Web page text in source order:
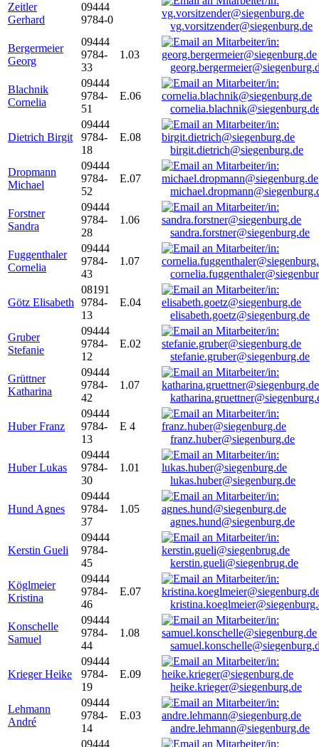
Zeitler
Gerhard
09444
9784-0
vg.vorsitzender@siegenburg.de
Bergermeier
Georg
09444
9784-
33
1.03
Blachnik
Cornelia
09444
9784-
51
E.06
Dietrich Birgit
09444
9784-
18
E.08
birgit.dietrich@siegenburg.de
Dropmann
Michael
09444
9784-
52
E.07
Forstner
Sandra
09444
9784-
28
1.06
sandra.forstner@siegenburg.de
Fuggenthaler
Cornelia
09444
9784-
43
1.07
Götz Elisabeth
08191
9784-
13
E.04
elisabeth.goetz@siegenburg.de
Gruber
Stefanie
09444
9784-
12
E.02
stefanie.gruber@siegenburg.de
Grüttner
Katharina
09444
9784-
42
1.07
Huber Franz
09444
9784-
13
E 4
franz.huber@siegenburg.de
Huber Lukas
09444
9784-
30
1.01
lukas.huber@siegenburg.de
Hund Agnes
09444
9784-
37
1.05
agnes.hund@siegenburg.de
Kerstin Gueli
09444
9784-
45
kerstin.gueli@siegenbrug.de
Köglmeier
Kristina
09444
9784-
46
E.07
Konschelle
Samuel
09444
9784-
44
1.08
Krieger Heike
09444
9784-
19
E.09
heike.krieger@siegenburg.de
Lehmann
André
09444
9784-
14
E.03
andre.lehmann@siegenburg.de
09444